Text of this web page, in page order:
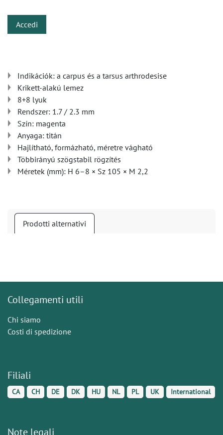
Accedi
Indikációk: a carpus és a tarsus arthrodesise
Krikett-alakú lemez
8+8 lyuk
Rendszer: 1.7 / 2.3 mm
Szín: magenta
Anyaga: titán
Hajlítható, formázható, méretre vágható
Többirányú szögstabil rögzítés
Méretek (mm): H 6–8 × Sz 105 × M 2,2
Prodotti alternativi
Collegamenti utili
Chi siamo
Costi di spedizione
Filiali
CA CH DE DK HU NL PL UK International
Note legali